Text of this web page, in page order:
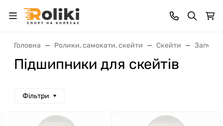
Головна Ролики, самокати, скейти Скейти
Підшипники для скейтів
Фільтри